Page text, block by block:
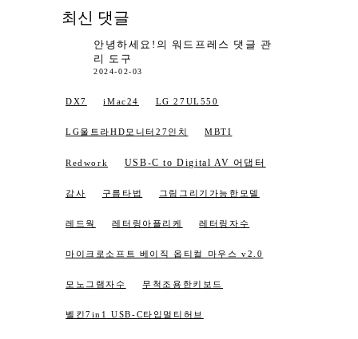
최신 댓글
안녕하세요! 의 워드프레스 댓글 관
리 도구
2024-02-03
DX7 iMac24 LG 27UL550
LG울트라HD모니터27인치 MBTI
Redwork USB-C to Digital AV 어댑터
감사 구름타법 그림그리기가능한모델
레드웍 레터링아플리케 레터링자수
마이크로소프트 베이직 옵티컬 마우스 v2.0
모노그램자수 무척조용한키보드
벨킨7in1 USB-C타입멀티허브